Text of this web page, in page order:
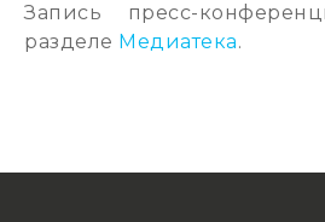
Запись пресс-
разделе Медиатека.